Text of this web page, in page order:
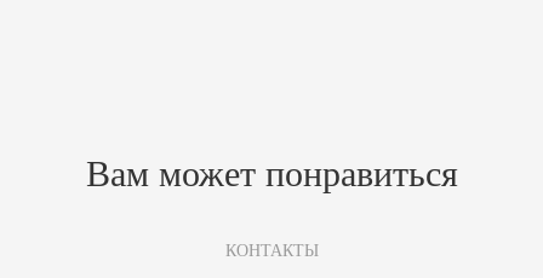
Вам может понравиться
КОНТАКТЫ